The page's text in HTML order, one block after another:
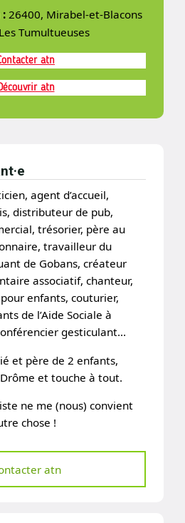
:26400, Mirabel-et-Blacons
Les Tumultueuses
atn
atn
agent d’accueil,
distributeur de pub,
trésorier, père au
travailleur du
de Gobans, créateur
associatif, chanteur,
enfants, couturier,
de l’Aide Sociale à
gesticulant…
et père de 2 enfants,
et touche à tout.
ne me (nous) convient
chose !
atn